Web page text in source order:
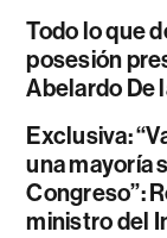
Todo lo que
posesión
Abelardo De
Exclusiva:
una mayoría
Congreso”:
ministro del